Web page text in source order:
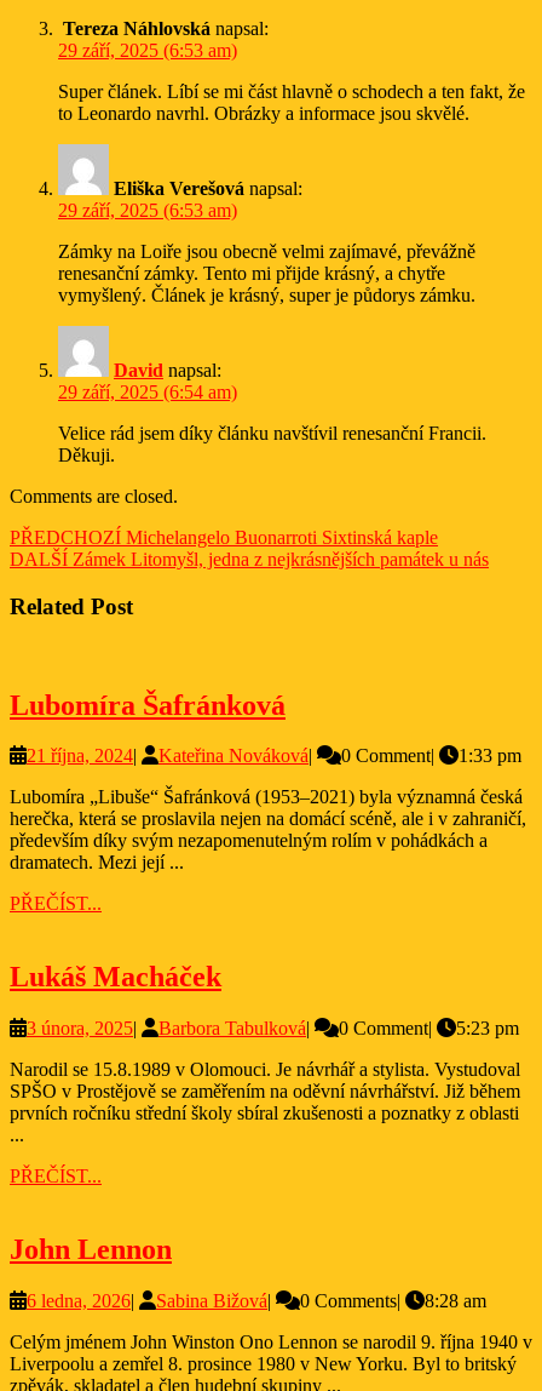
Tereza Náhlovská napsal:
29 září, 2025 (6:53 am)
Super článek. Líbí se mi část hlavně o schodech a ten fakt, že
to Leonardo navrhl. Obrázky a informace jsou skvělé.
Eliška Verešová napsal:
29 září, 2025 (6:53 am)
Zámky na Loiře jsou obecně velmi zajímavé, převážně
renesanční zámky. Tento mi přijde krásný, a chytře
vymyšlený. Článek je krásný, super je půdorys zámku.
David napsal:
29 září, 2025 (6:54 am)
Velice rád jsem díky článku navštívil renesanční Francii.
Děkuji.
Comments are closed.
Navigace
pro
příspěvek
PŘEDCHOZÍ Previous
post:
Michelangelo Buonarroti Sixtinská kaple
DALŠÍ Next
Zámek Litomyšl, jedna z nejkrásnějších památek u nás
Related Post
Lubomíra Šafránková
21 října, 202421
2024
| Kateřina NovákováKateřina
| 0 Comment|
1:33 pm
Lubomíra „Libuše“ Šafránková (1953–2021) byla významná česká
herečka, která se proslavila nejen na domácí scéně, ale i v zahraničí,
především díky svým nezapomenutelným rolím v pohádkách a
dramatech. Mezi její ...
PŘEČÍST...
Lukáš MacháčekLukáš
3 února, 20253
2025
| Barbora TabulkováBarbora
| 0 Comment|
5:23 pm
Narodil se 15.8.1989 v Olomouci. Je návrhář a stylista. Vystudoval
SPŠO v Prostějově se zaměřením na oděvní návrhářství. Již během
prvních ročníku střední školy sbíral zkušenosti a poznatky z oblasti
...
PŘEČÍST...
John Lennon
6 ledna, 20266
2026
| Sabina BižováSabina
| 0 Comments|
8:28 am
Celým jménem John Winston Ono Lennon se narodil 9. října 1940 v
Liverpoolu a zemřel 8. prosince 1980 v New Yorku. Byl to britský
zpěvák, skladatel a člen hudební skupiny ...